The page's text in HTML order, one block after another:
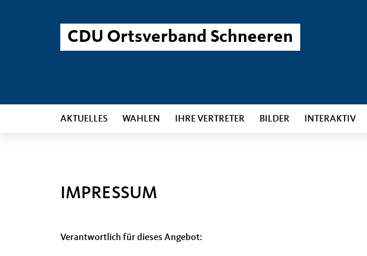
CDU Ortsverband Schneeren
AKTUELLES WAHLEN IHRE VERTRETER BILDER INTERAKTIV
IMPRESSUM
Verantwortlich für dieses Angebot: